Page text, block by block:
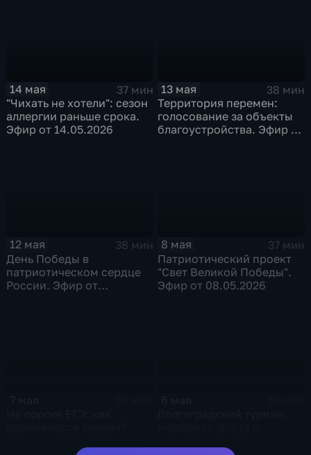
14 мая
37 мин
"Чихать не хотели": сезон
аллергии раньше срока.
Эфир от 14.05.2026
13 мая
38 мин
Территория перемен:
голосование за объекты
благоустройства. Эфир от
12 мая
38 мин
День Победы в
патриотическом сердце
России. Эфир от
8 мая
37 мин
Патриотический проект
"Свет Великой Победы".
Эфир от 08.05.2026